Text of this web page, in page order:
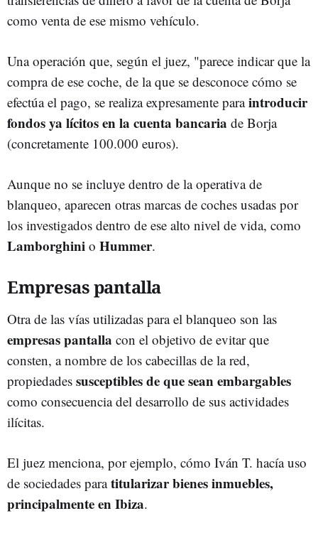
como venta de ese mismo vehículo.
Una operación que, según el juez, "parece indicar que la
compra de ese coche, de la que se desconoce cómo se
efectúa el pago, se realiza expresamente paraintroducir
fondos ya lícitos en la cuenta bancaria de Borja
(concretamente 100.000 euros).
Aunque no se incluye dentro de la operativa de
blanqueo, aparecen otras marcas de coches usadas por
los investigados dentro de ese alto nivel de vida, como
Lamborghini o Hummer.
Empresas pantalla
Otra de las vías utilizadas para el blanqueo son las
empresas pantalla con el objetivo de evitar que
consten, a nombre de los cabecillas de la red,
propiedades susceptibles de que sean embargables
como consecuencia del desarrollo de sus actividades
ilícitas.
El juez menciona, por ejemplo, cómo Iván T. hacía uso
de sociedades paratitularizar bienes inmuebles,
principalmente en Ibiza.